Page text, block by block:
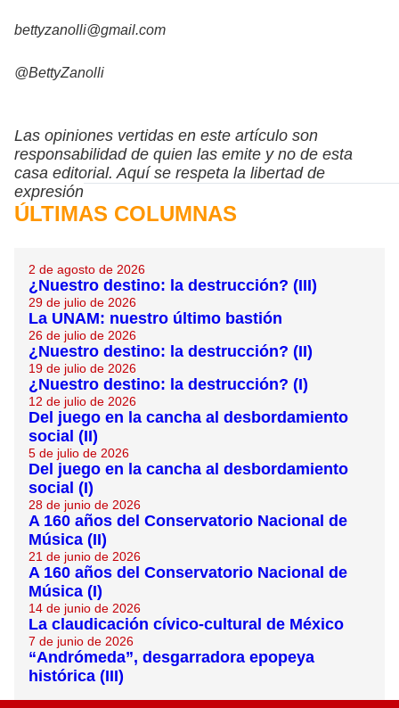
bettyzanolli@gmail.com
@BettyZanolli
Las opiniones vertidas en este artículo son
responsabilidad de quien las emite y no de esta
casa editorial. Aquí se respeta la libertad de
expresión
ÚLTIMAS COLUMNAS
2 de agosto de 2026
¿Nuestro destino: la destrucción? (III)
29 de julio de 2026
La UNAM: nuestro último bastión
26 de julio de 2026
¿Nuestro destino: la destrucción? (II)
19 de julio de 2026
¿Nuestro destino: la destrucción? (I)
12 de julio de 2026
Del juego en la cancha al desbordamiento
social (II)
5 de julio de 2026
Del juego en la cancha al desbordamiento
social (I)
28 de junio de 2026
A 160 años del Conservatorio Nacional de
Música (II)
21 de junio de 2026
A 160 años del Conservatorio Nacional de
Música (I)
14 de junio de 2026
La claudicación cívico-cultural de México
7 de junio de 2026
“Andrómeda”, desgarradora epopeya
histórica (III)